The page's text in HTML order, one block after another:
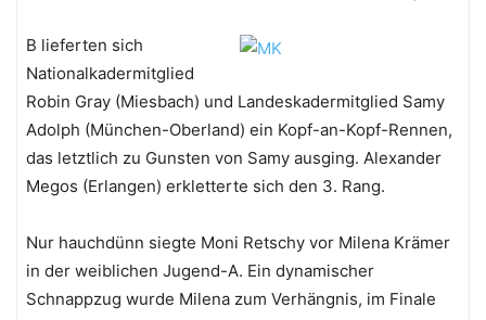
B lieferten sich
Nationalkadermitglied
Robin Gray (Miesbach) und Landeskadermitglied Samy
Adolph (München-Oberland) ein Kopf-an-Kopf-Rennen,
das letztlich zu Gunsten von Samy ausging. Alexander
Megos (Erlangen) erkletterte sich den 3. Rang.
Nur hauchdünn siegte Moni Retschy vor Milena Krämer
in der weiblichen Jugend-A. Ein dynamischer
Schnappzug wurde Milena zum Verhängnis, im Finale